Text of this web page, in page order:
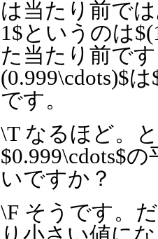
は当たり前で
1$というのは
た当たり前で
(0.999\cdots)$
です。
\T なるほど。
$0.999\cdots$
いですか？
\F そうです。